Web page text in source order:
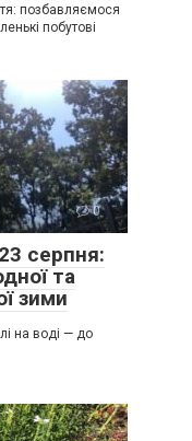
позбавляємося
побутові
0
серпня:
та
зими
на воді — до